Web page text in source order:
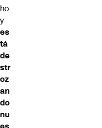
ho
y
es
tá
de
str
oz
an
do
nu